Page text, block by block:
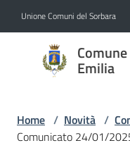
Unione Comuni del Sorbara
Emilia
Comune di
Castelfranco
Home / Novità /
Comunicato 24/01/